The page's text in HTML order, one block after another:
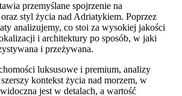
przemyślane spojrzenie na
styl życia nad Adriatykiem. Poprzez
analizujemy, co stoi za wysokiej jakości
i architektury po sposób, w jaki
i przeżywana.
luksusowe i premium, analizy
kontekst życia nad morzem, w
jest w detalach, a wartość